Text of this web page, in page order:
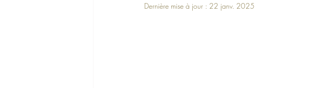
Dernière mise à jour : 22 janv. 2025